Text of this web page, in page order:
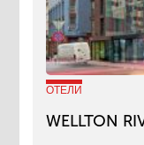
ОТЕЛИ
WELLTON